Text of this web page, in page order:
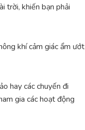
trời, khiến bạn phải
khí cảm giác ẩm ướt
hay các chuyến đi
gia các hoạt động